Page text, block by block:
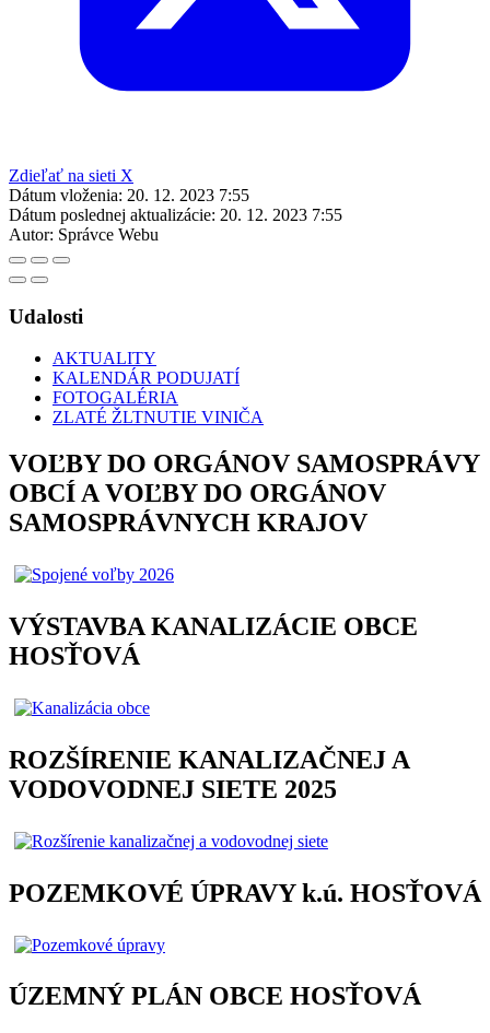
Zdieľať na sieti X
Dátum vloženia: 20. 12. 2023 7:55
Dátum poslednej aktualizácie: 20. 12. 2023 7:55
Autor: Správce Webu
Udalosti
AKTUALITY
KALENDÁR PODUJATÍ
FOTOGALÉRIA
ZLATÉ ŽLTNUTIE VINIČA
VOĽBY DO ORGÁNOV SAMOSPRÁVY
OBCÍ A VOĽBY DO ORGÁNOV
SAMOSPRÁVNYCH KRAJOV
VÝSTAVBA KANALIZÁCIE OBCE
HOSŤOVÁ
ROZŠÍRENIE KANALIZAČNEJ A
VODOVODNEJ SIETE 2025
POZEMKOVÉ ÚPRAVY k.ú. HOSŤOVÁ
ÚZEMNÝ PLÁN OBCE HOSŤOVÁ